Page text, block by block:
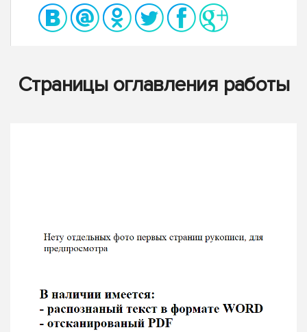
Страницы оглавления работы